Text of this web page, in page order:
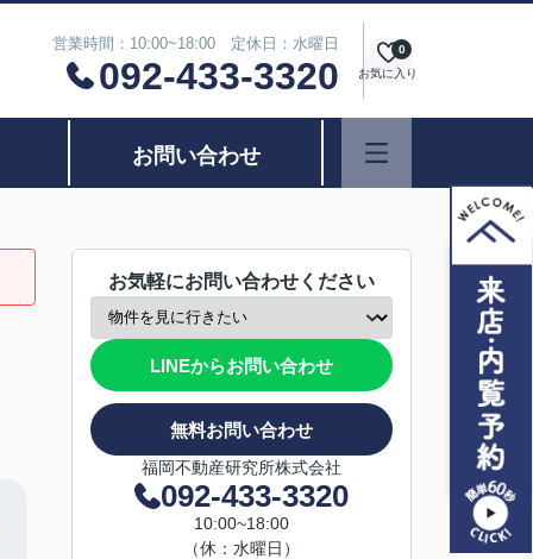
営業時間：10:00~18:00 定休日：水曜日
092-433-3320 お気に入り
0
お問い合わせ
お気軽にお問い合わせください
LINEからお問い合わせ
無料お問い合わせ
福岡不動産研究所株式会社
092-433-3320
10:00~18:00
（休：水曜日）